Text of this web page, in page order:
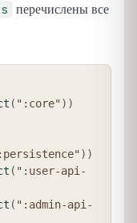
перечислены все
( ":core") )
) )
( ":user-api-
( ":admin-api-